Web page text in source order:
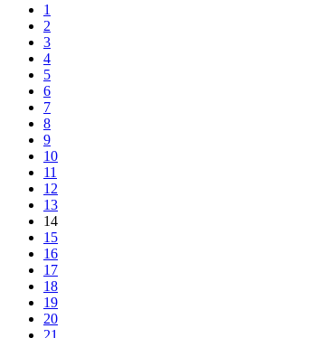
1
2
3
4
5
6
7
8
9
10
11
12
13
14
15
16
17
18
19
20
21